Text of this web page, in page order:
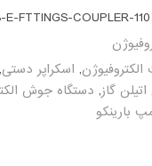
E-FTTINGS-COUPLER-110
الکتروفیوژن, اسکراپر دستی,
گاز, دستگاه جوش
بارینکو